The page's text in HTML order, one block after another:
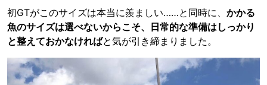
初GTがこのサイズは本当に羨ましい……と同時に、 かかる
魚のサイズは選べないからこそ、日常的な準備はしっかり
と整えておかなければと気が引き締まりました。